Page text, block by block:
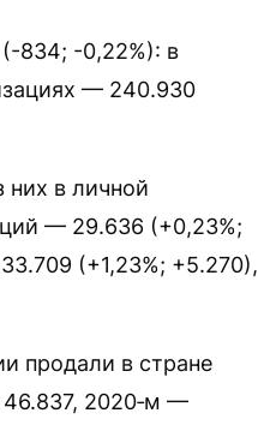
834; -0,22%): в
— 240.930
них в личной
— 29.636 (+0,23%;
(+1,23%; +5.270),
продали в стране
2020‑м —